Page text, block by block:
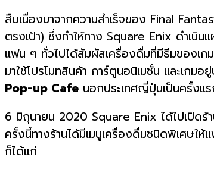
สืบเนื่องมาจากความสำเร็จของ Final
ตรงเป้า) ซึ่งทำให้ทาง Square Enix ดำเนิน
แฟน ๆ ทั่วไปได้สัมผัสเครื่องดื่มที่มีธีมของเก
มาใช้โปรโมทสินค้า การ์ตูนอนิเมชั่น และเก
Pop-up Cafe นอกประเทศญี่ปุ่นเป็นครั้งแ
6 มิถุนายน 2020 Square Enix ได้ไปเปิดร้
ครั้งนี้ทางร้านได้มีเมนูเครื่องดื่มชนิดพิเศษใ
ก็ได้แก่